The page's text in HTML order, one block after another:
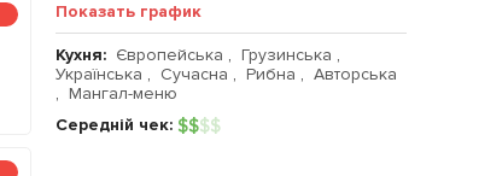
Показать график
Кухня: Європейська , Грузинська ,
Українська , Сучасна , Рибна , Авторська
, Мангал-меню
Середній чек: $$$$